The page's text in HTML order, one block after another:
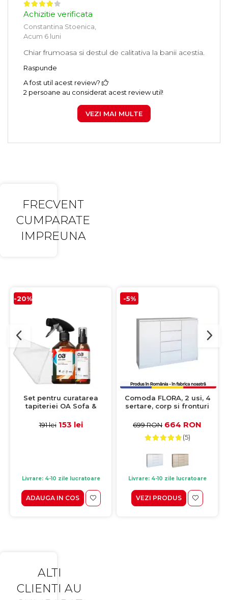
Achizitie verificata
Constantina Stoenica,
Acum 6 luni
Chiar frumoasa si destul de calitativa la banii acestia.
Raspunde
A fost util acest review?
2 persoane au considerat acest review util!
VEZI MAI MULTE
FRECVENT
CUMPARATE
IMPREUNA
-20%
Set pentru curatarea
tapiteriei OA Sofa &
Laveta din microfibra
191 lei 153 lei
Livrare: 4-10 zile lucratoare
ADAUGA IN COS
-5%
Comoda FLORA, 2 usi, 4
sertare, corp si fronturi
699 RON 664 RON
(5)
Livrare: 4-10 zile lucratoare
VEZI PRODUS
ALTI
CLIENTI AU